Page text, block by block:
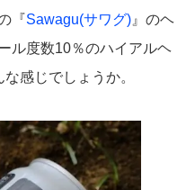
『Sawagu(サワグ) 』のヘ
ル度数10％のハイアルヘ
感じでしょうか。